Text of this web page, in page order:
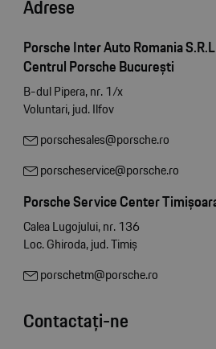
Adrese
Porsche Inter Auto Romania
Centrul Porsche București
B-dul Pipera, nr. 1/x
Voluntari, jud. Ilfov
porschesales@porsche.ro
porscheservice@porsche.ro
Porsche Service Center
Calea Lugojului, nr. 136
Loc. Ghiroda, jud. Timiș
porschetm@porsche.ro
Contactați-ne